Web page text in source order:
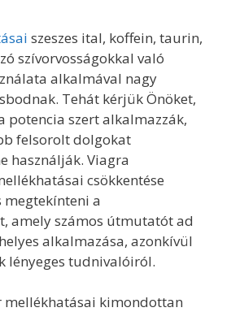
szeszes ital, koffein, taurin,
szívorvosságokkal való
alkalmával nagy
Tehát kérjük Önöket,
potencia szert alkalmazzák,
felsorolt dolgokat
használják. Viagra
csökkentése
a
amely számos útmutatót ad
alkalmazása, azonkívül
lényeges tudnivalóiról.
mellékhatásai kimondottan